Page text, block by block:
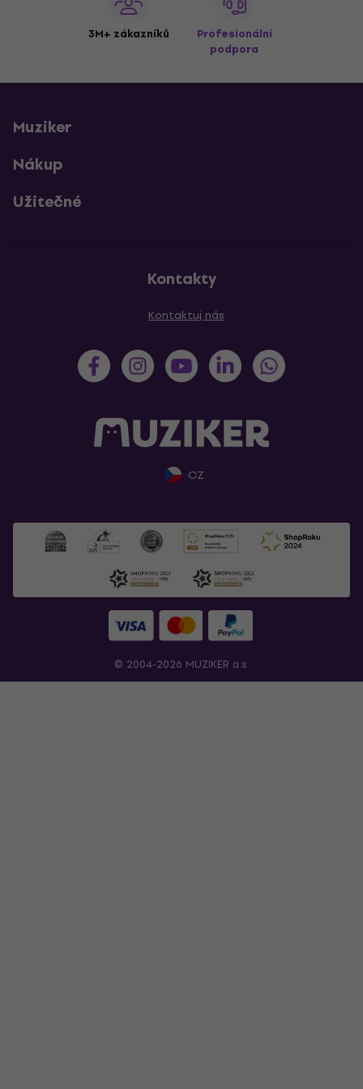
3M+ zákazníků
Profesionální
podpora
Muziker
Nákup
Užitečné
Kontakty
Kontaktuj nás
CZ
© 2004-2026 MUZIKER a.s.